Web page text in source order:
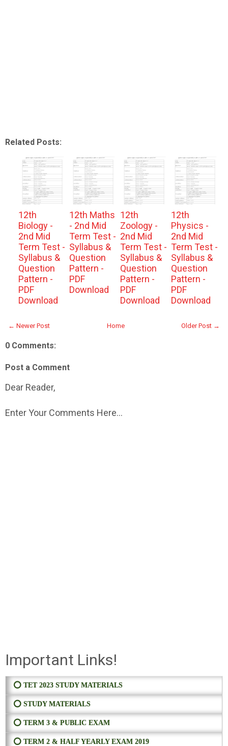
Related Posts:
12th
Biology -
2nd Mid
Term Test -
Syllabus &
Question
Pattern -
PDF
Download
12th Maths
- 2nd Mid
Term Test -
Syllabus &
Question
Pattern -
PDF
Download
12th
Zoology -
2nd Mid
Term Test -
Syllabus &
Question
Pattern -
PDF
Download
12th
Physics -
2nd Mid
Term Test -
Syllabus &
Question
Pattern -
PDF
Download
← Newer Post Older Post →
Home
0 Comments:
Post a Comment
Dear Reader,
Enter Your Comments Here...
Important Links!
⭕ TET 2023 STUDY MATERIALS
⭕ STUDY MATERIALS
⭕ TERM 3 & PUBLIC EXAM
⭕ TERM 2 & HALF YEARLY EXAM 2019